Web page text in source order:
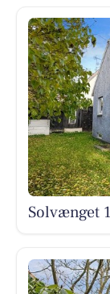
Solvænget